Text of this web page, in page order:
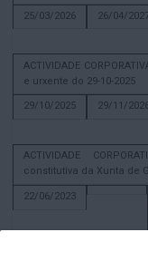
25/03/2026
26/04/
ACTIVIDADE
e urxente do 29-10-2025
29/10/2025
29/11/
ACTIVIDADE
constitutiva da Xunta de
22/06/2023